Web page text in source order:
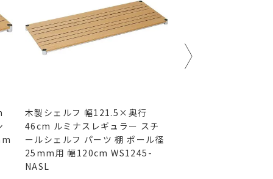
木製シェルフ 幅121.5×奥行
46cm ルミナスレギュラー スチ
ールシェルフ パーツ 棚 ポール径
25mm用 幅120cm WS1245-
NASL